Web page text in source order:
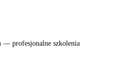
— profesjonalne szkolenia